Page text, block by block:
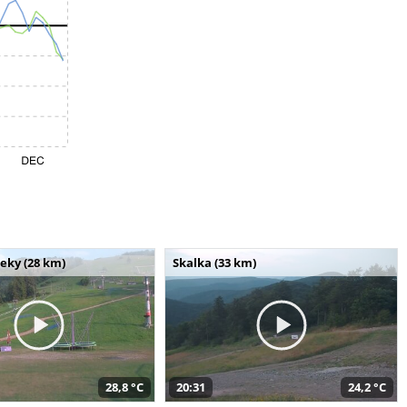
(28 km)
28,8 °C
Skalka (33 km)
20:31 24,2 °C